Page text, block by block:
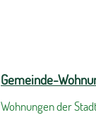
Gemeinde-
Wohnungen der